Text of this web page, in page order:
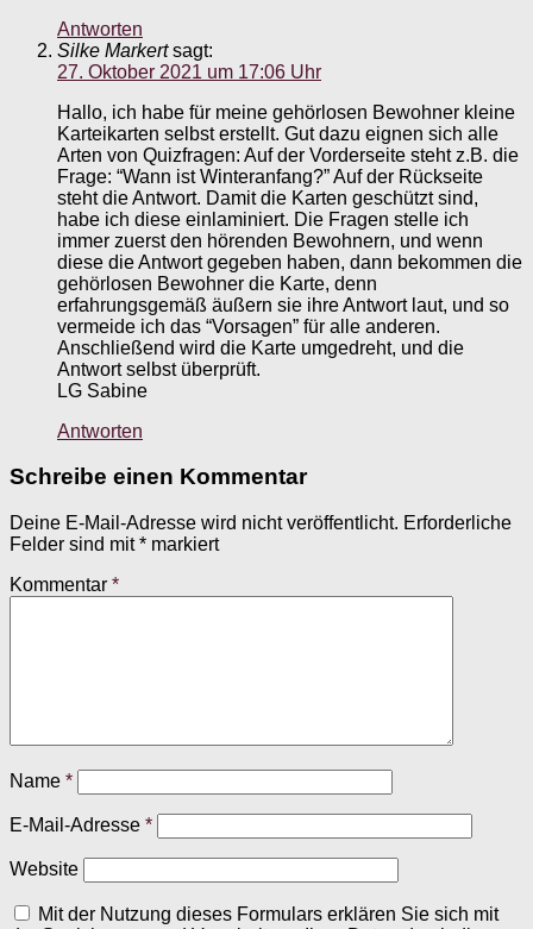
Antworten
Silke Markert sagt:
27. Oktober 2021 um 17:06 Uhr
Hallo, ich habe für meine gehörlosen Bewohner kleine
Karteikarten selbst erstellt. Gut dazu eignen sich alle
Arten von Quizfragen: Auf der Vorderseite steht z.B. die
Frage: “Wann ist Winteranfang?” Auf der Rückseite
steht die Antwort. Damit die Karten geschützt sind,
habe ich diese einlaminiert. Die Fragen stelle ich
immer zuerst den hörenden Bewohnern, und wenn
diese die Antwort gegeben haben, dann bekommen die
gehörlosen Bewohner die Karte, denn
erfahrungsgemäß äußern sie ihre Antwort laut, und so
vermeide ich das “Vorsagen” für alle anderen.
Anschließend wird die Karte umgedreht, und die
Antwort selbst überprüft.
LG Sabine
Antworten
Schreibe einen Kommentar
Deine E-Mail-Adresse wird nicht veröffentlicht. Erforderliche
Felder sind mit* markiert
Kommentar *
Name *
E-Mail-Adresse *
Website
Mit der Nutzung dieses Formulars erklären Sie sich mit